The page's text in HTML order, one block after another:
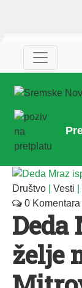
Društvo Vesti
0 Komentara
želje